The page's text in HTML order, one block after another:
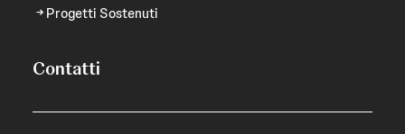
Progetti Sostenuti
Contatti